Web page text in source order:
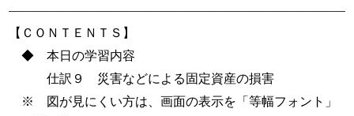
【ＣＯＮＴＥＮＴＳ】
◆ 本日の学習内容
仕訳９ 災害などによる固定資産の損害
※ 図が見にくい方は、画面の表示を「等幅フォント」